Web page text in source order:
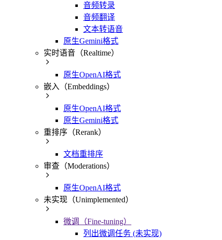
音频转录
音频翻译
文本转语音
原生Gemini格式
实时语音（Realtime）
原生OpenAI格式
嵌入（Embeddings）
原生OpenAI格式
原生Gemini格式
重排序（Rerank）
文档重排序
审查（Moderations）
原生OpenAI格式
未实现（Unimplemented）
微调（Fine-tuning）
列出微调任务 (未实现)